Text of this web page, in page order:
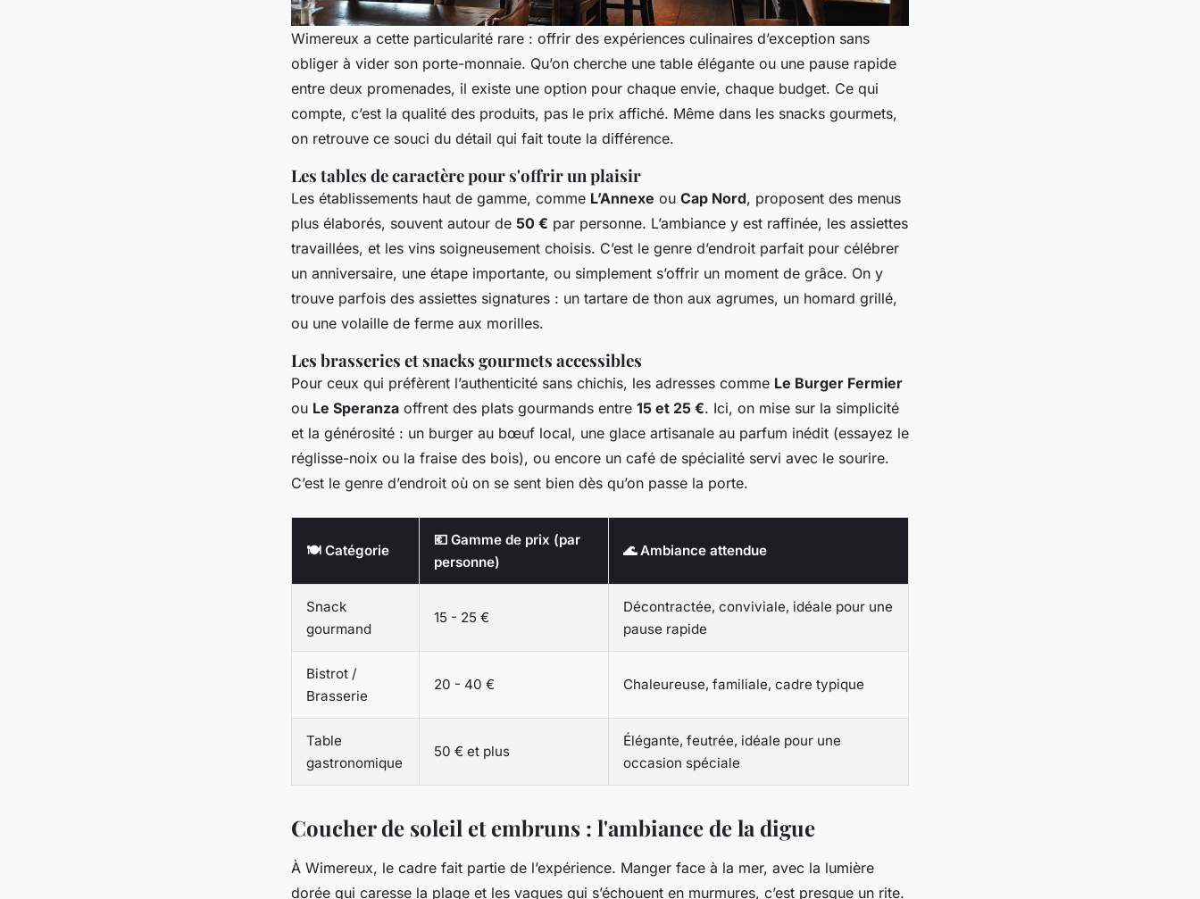
Wimereux a cette particularité rare : offrir des expériences culinaires d’exception sans
obliger à vider son porte-monnaie. Qu’on cherche une table élégante ou une pause rapide
entre deux promenades, il existe une option pour chaque envie, chaque budget. Ce qui
compte, c’est la qualité des produits, pas le prix affiché. Même dans les snacks gourmets,
on retrouve ce souci du détail qui fait toute la différence.
Les tables de caractère pour s'offrir un plaisir
Les établissements haut de gamme, comme L’Annexe ou Cap Nord, proposent des menus
plus élaborés, souvent autour de 50 € par personne. L’ambiance y est raffinée, les assiettes
travaillées, et les vins soigneusement choisis. C’est le genre d’endroit parfait pour célébrer
un anniversaire, une étape importante, ou simplement s’offrir un moment de grâce. On y
trouve parfois des assiettes signatures : un tartare de thon aux agrumes, un homard grillé,
ou une volaille de ferme aux morilles.
Les brasseries et snacks gourmets accessibles
Pour ceux qui préfèrent l’authenticité sans chichis, les adresses comme Le Burger Fermier
ou Le Speranza offrent des plats gourmands entre 15 et 25 €. Ici, on mise sur la simplicité
et la générosité : un burger au bœuf local, une glace artisanale au parfum inédit (essayez le
réglisse-noix ou la fraise des bois), ou encore un café de spécialité servi avec le sourire.
C’est le genre d’endroit où on se sent bien dès qu’on passe la porte.
🍽️ Catégorie
💶 Gamme de prix (par
personne)
🌊 Ambiance attendue
Snack
gourmand
15 - 25 €
Décontractée, conviviale, idéale pour une
pause rapide
Bistrot /
Brasserie
20 - 40 € Chaleureuse, familiale, cadre typique
Table
gastronomique
50 € et plus
Élégante, feutrée, idéale pour une
occasion spéciale
Coucher de soleil et embruns : l'ambiance de la digue
À Wimereux, le cadre fait partie de l’expérience. Manger face à la mer, avec la lumière
dorée qui caresse la plage et les vagues qui s’échouent en murmures, c’est presque un rite.